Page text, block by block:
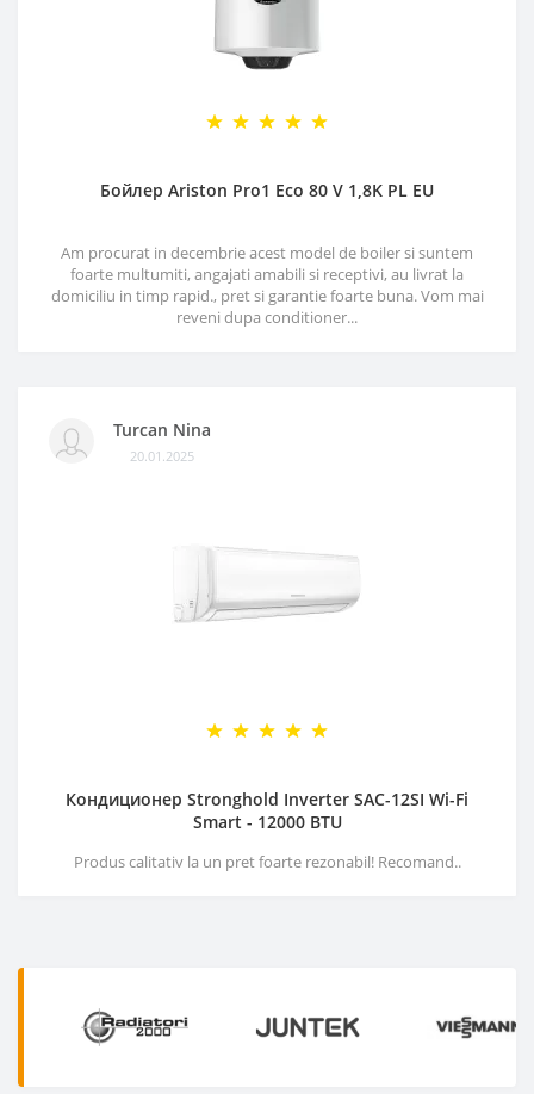
Бойлер Ariston Pro1 Eco 80 V 1,8K PL EU
Am procurat in decembrie acest model de boiler si suntem
foarte multumiti, angajati amabili si receptivi, au livrat la
domiciliu in timp rapid., pret si garantie foarte buna. Vom mai
reveni dupa conditioner...
Turcan Nina
20.01.2025
Кондиционер Stronghold Inverter SAC-12SI Wi-Fi
Smart - 12000 BTU
Produs calitativ la un pret foarte rezonabil! Recomand..